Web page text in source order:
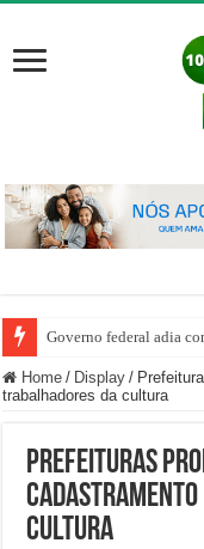
Governo federal adia
Home / Display /
trabalhadores da cultura
Prefeituras
cultura